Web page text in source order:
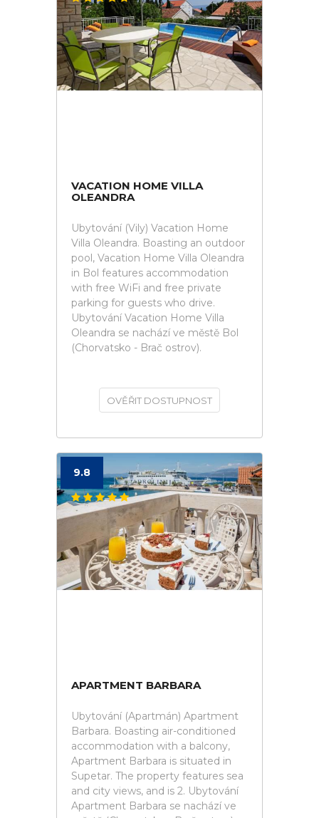
VACATION HOME VILLA
OLEANDRA
Ubytování (Vily) Vacation Home
Villa Oleandra. Boasting an outdoor
pool, Vacation Home Villa Oleandra
in Bol features accommodation
with free WiFi and free private
parking for guests who drive.
Ubytování Vacation Home Villa
Oleandra se nachází ve městě Bol
(Chorvatsko - Brač ostrov).
OVĚŘIT DOSTUPNOST
9.8
APARTMENT BARBARA
Ubytování (Apartmán) Apartment
Barbara. Boasting air-conditioned
accommodation with a balcony,
Apartment Barbara is situated in
Supetar. The property features sea
and city views, and is 2. Ubytování
Apartment Barbara se nachází ve